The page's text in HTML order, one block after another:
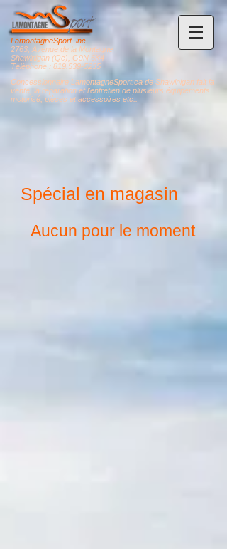
LamontagneSport .inc
2763, Avenue de la Montagne
Shawinigan (Qc), G9N 6K4
Téléphone : 819.539-5235
Concessionnaire LamontagneSport.ca de Shawinigan fait la
vente, la réparation et l'entretien de plusieurs équipements
motorisé, pièces et accessoires etc..
Spécial en magasin
Aucun pour le moment